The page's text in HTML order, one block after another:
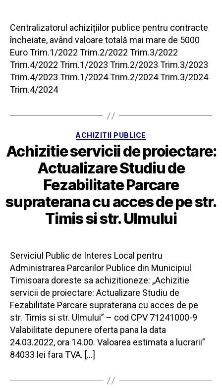
Centralizatorul achizițiilor publice pentru contracte
încheiate, având valoare totală mai mare de 5000
Euro Trim.1/2022 Trim.2/2022 Trim.3/2022
Trim.4/2022 Trim.1/2023 Trim.2/2023 Trim.3/2023
Trim.4/2023 Trim.1/2024 Trim.2/2024 Trim.3/2024
Trim.4/2024
Categorii
ACHIZITII PUBLICE
Achizitie servicii de proiectare:
Actualizare Studiu de
Fezabilitate Parcare
supraterana cu acces de pe str.
Timis si str. Ulmului
Serviciul Public de Interes Local pentru
Administrarea Parcarilor Publice din Municipiul
Timisoara doreste sa achizitioneze: „Achizitie
servicii de proiectare: Actualizare Studiu de
Fezabilitate Parcare supraterana cu acces de pe
str. Timis si str. Ulmului” – cod CPV 71241000-9
Valabilitate depunere oferta pana la data
24.03.2022, ora 14.00. Valoarea estimata a lucrarii”
84033 lei fara TVA. […]